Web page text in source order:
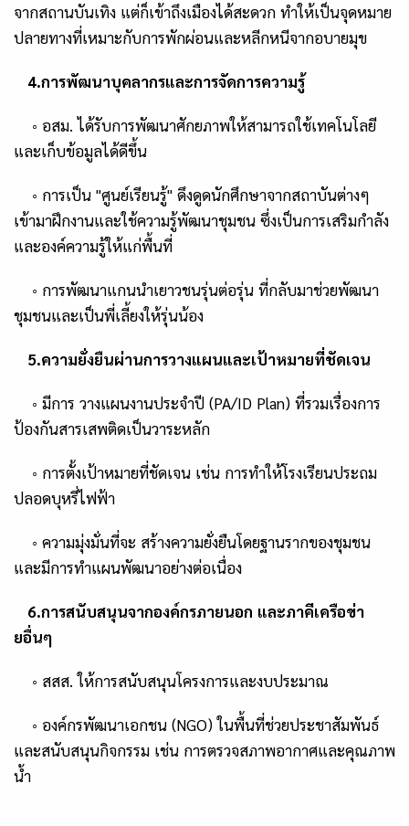
จากสถานบันเทิง แต่ก็เข้าถึงเมืองได้สะดวก ทำให้เป็นจุดหมาย
ปลายทางที่เหมาะกับการพักผ่อนและหลีกหนีจากอบายมุข
4.การพัฒนาบุคลากรและการจัดการความรู้
◦ อสม. ได้รับการพัฒนาศักยภาพให้สามารถใช้เทคโนโลยี
และเก็บข้อมูลได้ดีขึ้น
◦ การเป็น "ศูนย์เรียนรู้" ดึงดูดนักศึกษาจากสถาบันต่างๆ
เข้ามาฝึกงานและใช้ความรู้พัฒนาชุมชน ซึ่งเป็นการเสริมกำลัง
และองค์ความรู้ให้แก่พื้นที่
◦ การพัฒนาแกนนำเยาวชนรุ่นต่อรุ่น ที่กลับมาช่วยพัฒนา
ชุมชนและเป็นพี่เลี้ยงให้รุ่นน้อง
5.ความยั่งยืนผ่านการวางแผนและเป้าหมายที่ชัดเจน
◦ มีการ วางแผนงานประจำปี (PA/ID Plan) ที่รวมเรื่องการ
ป้องกันสารเสพติดเป็นวาระหลัก
◦ การตั้งเป้าหมายที่ชัดเจน เช่น การทำให้โรงเรียนประถม
ปลอดบุหรี่ไฟฟ้า
◦ ความมุ่งมั่นที่จะ สร้างความยั่งยืนโดยฐานรากของชุมชน
และมีการทำแผนพัฒนาอย่างต่อเนื่อง
6.การสนับสนุนจากองค์กรภายนอก และภาคีเครือข่า
ยอื่นๆ
◦ สสส. ให้การสนับสนุนโครงการและงบประมาณ
◦ องค์กรพัฒนาเอกชน (NGO)ในพื้นที่ช่วยประชาสัมพันธ์
และสนับสนุนกิจกรรม เช่น การตรวจสภาพอากาศและคุณภาพ
น้ำ